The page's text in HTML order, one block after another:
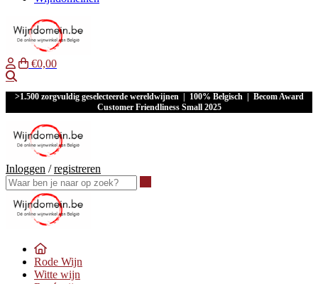
€0,00
>1.500 zorgvuldig geselecteerde wereldwijnen | 100% Belgisch | Becom Award
Customer Friendliness Small 2025
Inloggen /registreren
Rode Wijn
Witte wijn